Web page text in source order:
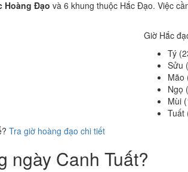
Hoàng Đạo và 6 khung thuộc Hắc Đạo. Việc
Giờ Hắc
Tý
Sửu
Mão
Ngọ
Mùi
Tuất
Tra giờ hoàng đạo chi tiết
ngày Canh Tuất?